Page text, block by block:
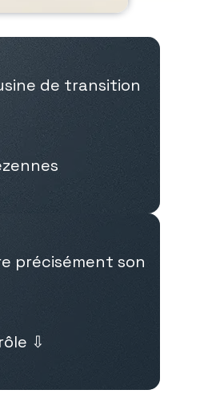
de transition
précisément son
rôle ⇩